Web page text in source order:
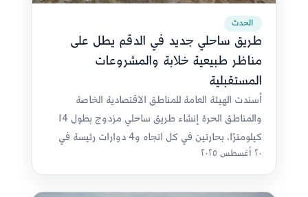
الحدث
طريق ساحلي جديد في الدقم يطل على
مناظر طبيعية خلابة والمشروعات
المستقبلية
أسندت الهيئة العامة للمناطق الاقتصادية الخاصة
والمناطق الحرة إنشاء طريق ساحلي مزدوج بطول 14
كيلومترًا، بحارتين في كل اتجاه و4 دوارات رئيسة في
الدقم.
٢٠ أغسطس ٢٠٢٥